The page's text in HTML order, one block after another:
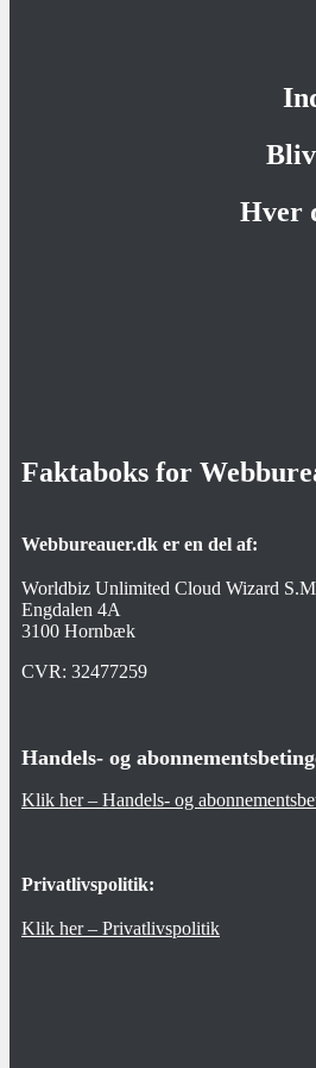
Bliv
Hver
Faktaboks for
Webbureauer.dk er en del af:
Worldbiz Unlimited Cloud Wizard
Engdalen 4A
3100 Hornbæk
CVR: 32477259
Handels- og
Klik her – Handels- og
Privatlivspolitik:
Klik her – Privatlivspolitik